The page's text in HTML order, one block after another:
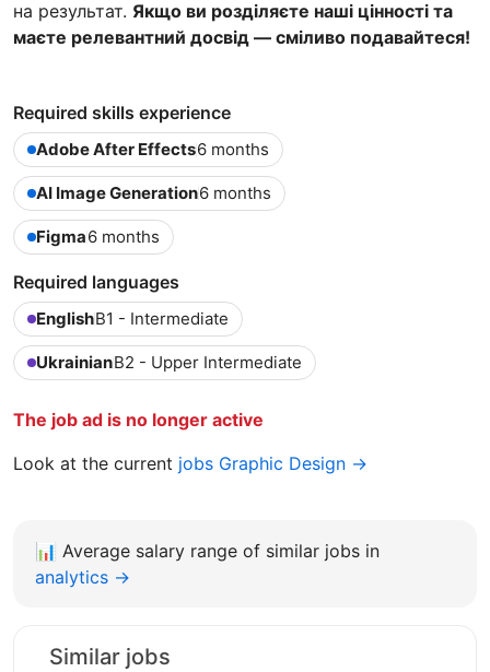
на результат. Якщо ви розділяєте наші цінності та
маєте релевантний досвід — сміливо подавайтеся!
Required skills experience
Adobe After Effects6 months
AI Image Generation6 months
Figma6 months
Required languages
EnglishB1 - Intermediate
UkrainianB2 - Upper Intermediate
The job ad is no longer active
Look at the current jobs Graphic Design →
📊 Average salary range of similar jobs in
analytics →
Similar jobs